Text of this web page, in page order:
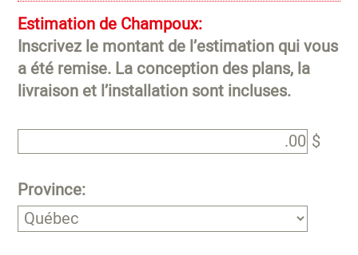
Estimation de Champoux:
Inscrivez le montant de l’estimation qui vous
a été remise. La conception des plans, la
livraison et l’installation sont incluses.
$
Province: